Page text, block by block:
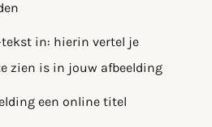
tekst in: hierin vertel je
zien is in jouw afbeelding
een online titel